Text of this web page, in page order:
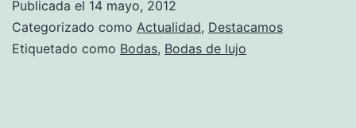
Publicada el 14 mayo, 2012
Categorizado como Actualidad, Destacamos
Etiquetado como Bodas, Bodas de lujo